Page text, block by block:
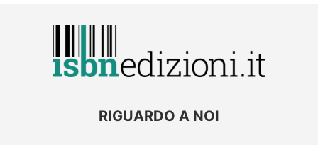
RIGUARDO A NOI